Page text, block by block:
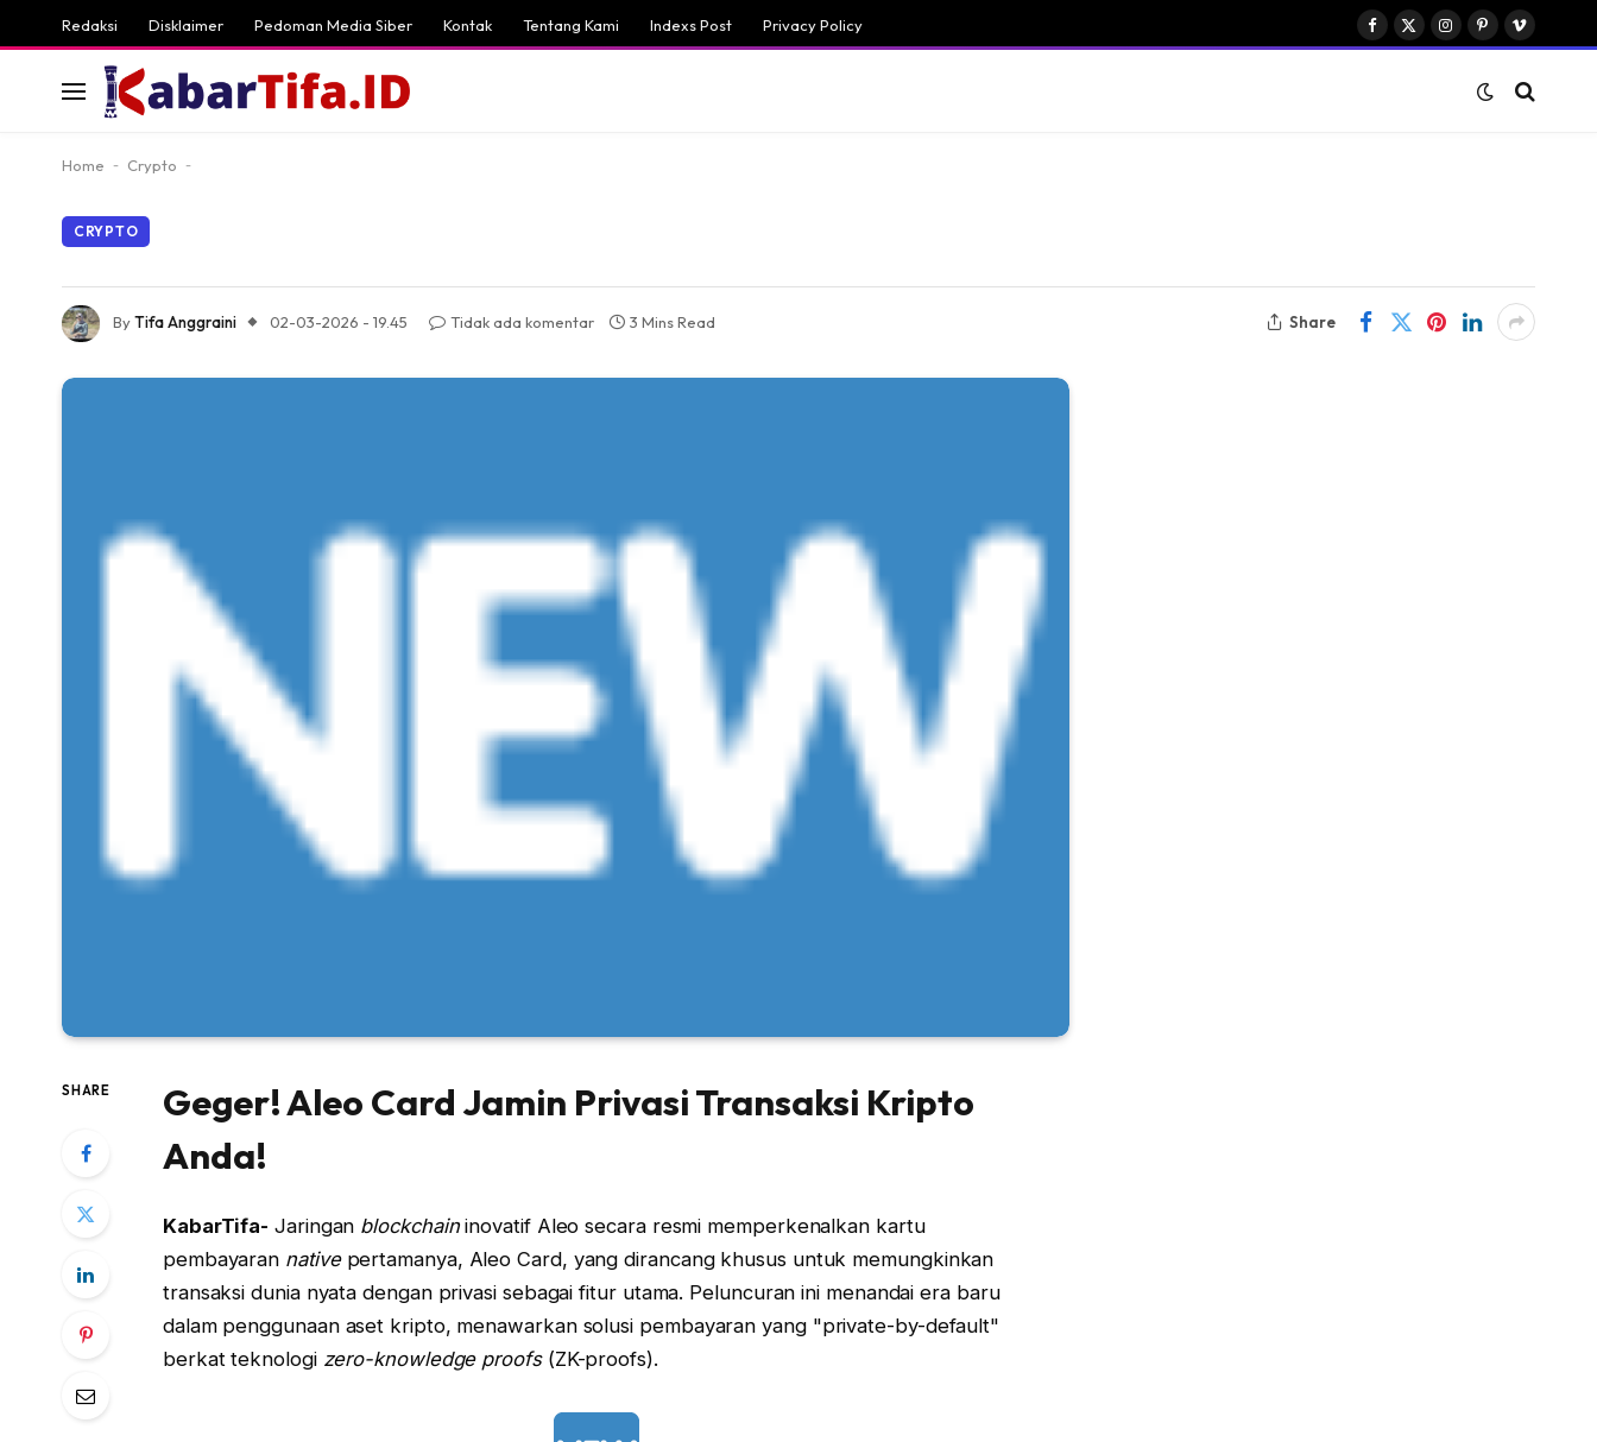
Redaksi Disklaimer Pedoman Media Siber Kontak Tentang Kami Indexs Post Privacy Policy
Facebook
X
Instagram
PinterestVimeo
Home - Crypto -
CRYPTO
ByTifa Anggraini 02-03-2026 - 19.45 Tidak ada komentar 3 Mins Read Share
SHARE
Geger! Aleo Card Jamin Privasi Transaksi Kripto
Anda!
KabarTifa- Jaringan blockchaininovatif Aleo secara resmi memperkenalkan kartu
pembayaran nativepertamanya, Aleo Card, yang dirancang khusus untuk memungkinkan
transaksi dunia nyata dengan privasi sebagai fitur utama. Peluncuran ini menandai era baru
dalam penggunaan aset kripto, menawarkan solusi pembayaran yang "private-by-default"
berkat teknologi zero-knowledge proofs(ZK-proofs).